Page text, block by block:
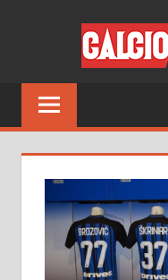
Tutto
sul
del
non